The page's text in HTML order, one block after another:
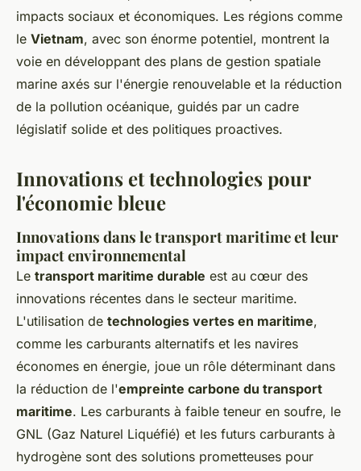
impacts sociaux et économiques. Les régions comme
le Vietnam, avec son énorme potentiel, montrent la
voie en développant des plans de gestion spatiale
marine axés sur l'énergie renouvelable et la réduction
de la pollution océanique, guidés par un cadre
législatif solide et des politiques proactives.
Innovations et technologies pour
l'économie bleue
Innovations dans le transport maritime et leur
impact environnemental
Le transport maritime durable est au cœur des
innovations récentes dans le secteur maritime.
L'utilisation de technologies vertes en maritime,
comme les carburants alternatifs et les navires
économes en énergie, joue un rôle déterminant dans
la réduction de l'empreinte carbone du transport
maritime. Les carburants à faible teneur en soufre, le
GNL (Gaz Naturel Liquéfié) et les futurs carburants à
hydrogène sont des solutions prometteuses pour